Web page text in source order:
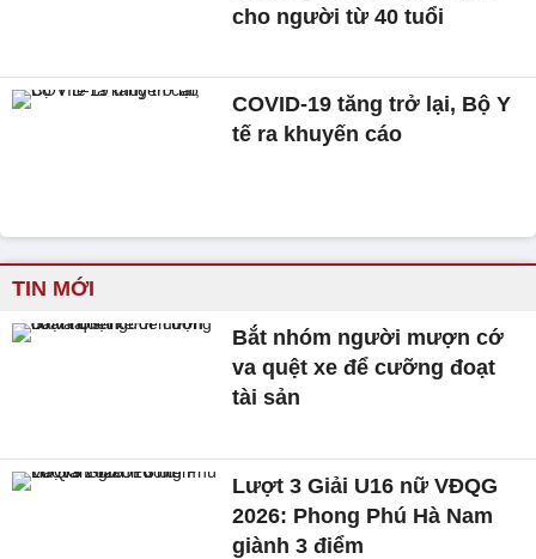
cho người từ 40 tuổi
COVID-19 tăng trở lại, Bộ Y
tế ra khuyến cáo
TIN MỚI
Bắt nhóm người mượn cớ
va quệt xe để cưỡng đoạt
tài sản
Lượt 3 Giải U16 nữ VĐQG
2026: Phong Phú Hà Nam
giành 3 điểm